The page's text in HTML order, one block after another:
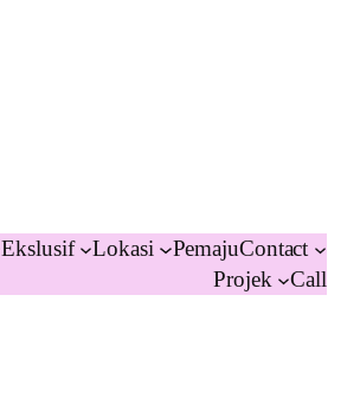
Ekslusif Lokasi PemajuContact
Projek
Call